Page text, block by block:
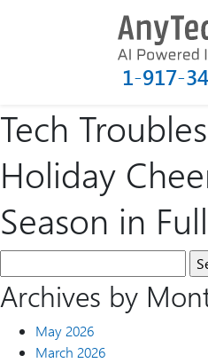
1-917-
Tech
Holiday
Season in
Archives by
May 2026
March 2026